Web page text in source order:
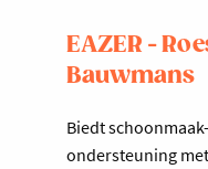
EAZER -
Bauwmans
Biedt
ondersteuning